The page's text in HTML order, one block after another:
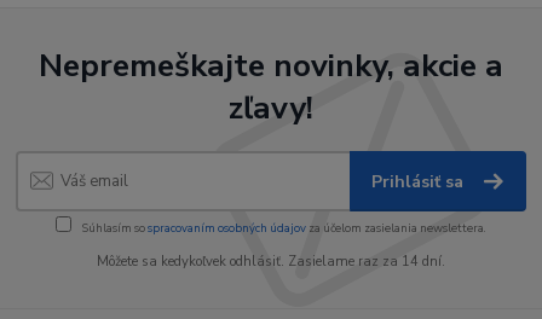
Nepremeškajte novinky, akcie a
zľavy!
Prihlásiť sa
Súhlasím sospracovaním osobných údajov za účelom zasielania newslettera.
Môžete sa kedykoľvek odhlásiť. Zasielame raz za 14 dní.